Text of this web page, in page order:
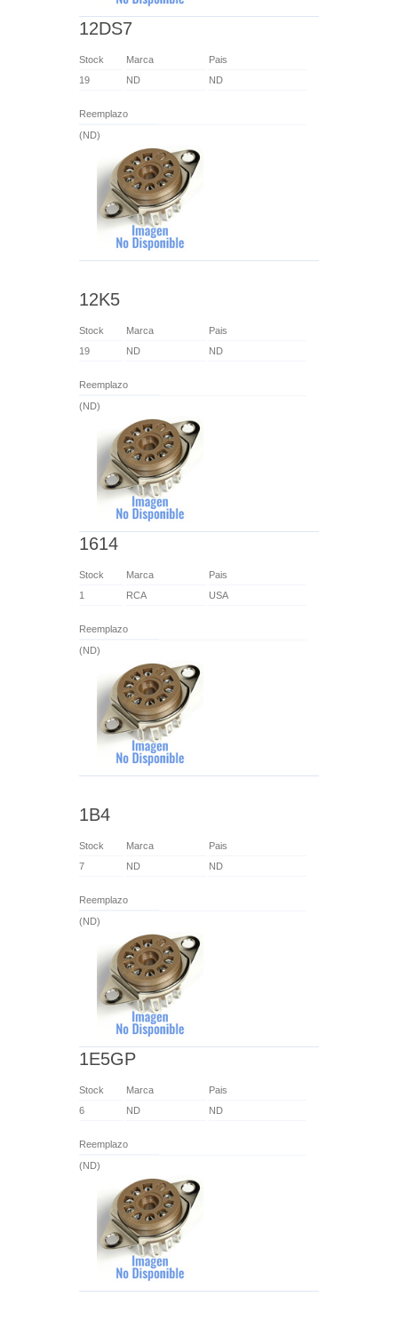
12DS7
Stock Marca
Pais
19
ND ND
Reemplazo
(ND)
12K5
Stock Marca
Pais
19
ND ND
Reemplazo
(ND)
1614
Stock Marca
Pais
1
RCA USA
Reemplazo
(ND)
1B4
Stock Marca
Pais
7
ND ND
Reemplazo
(ND)
1E5GP
Stock Marca
Pais
6
ND ND
Reemplazo
(ND)